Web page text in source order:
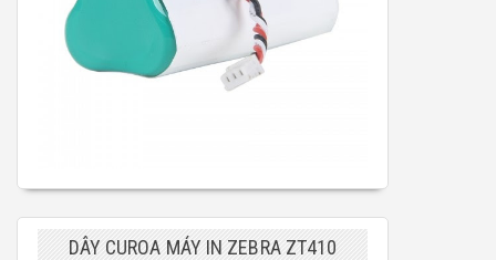
DÂY CUROA MÁY IN ZEBRA ZT410